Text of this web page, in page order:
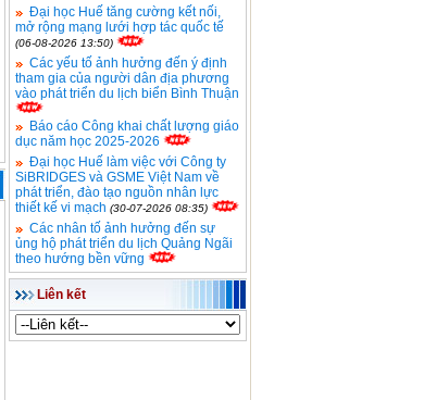
Đại học Huế tăng cường kết nối,
mở rộng mạng lưới hợp tác quốc tế
(06-08-2026 13:50)
Các yếu tố ảnh hưởng đến ý định
tham gia của người dân địa phương
vào phát triển du lịch biển Bình Thuận
Báo cáo Công khai chất lượng giáo
dục năm học 2025-2026
Đại học Huế làm việc với Công ty
SiBRIDGES và GSME Việt Nam về
phát triển, đào tạo nguồn nhân lực
thiết kế vi mạch (30-07-2026 08:35)
Các nhân tố ảnh hưởng đến sự
ủng hộ phát triển du lịch Quảng Ngãi
theo hướng bền vững
Liên kết